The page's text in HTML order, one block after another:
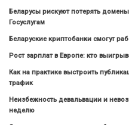
Беларусы рискуют потерять
Госуслугам
Беларуские криптобанки смогут
Рост зарплат в Европе: кто
Как на практике выстроить
трафик
Неизбежность девальвации и
неделю